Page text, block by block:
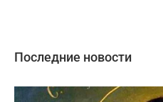
Последние новости